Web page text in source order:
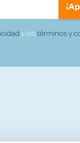
y lostérminos y